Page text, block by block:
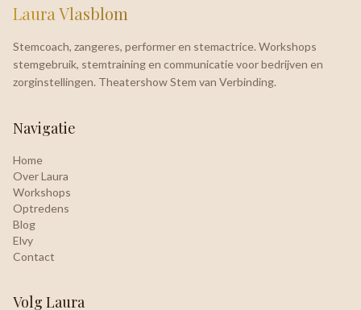
Laura Vlasblom
Stemcoach, zangeres, performer en stemactrice. Workshops
stemgebruik, stemtraining en communicatie voor bedrijven en
zorginstellingen. Theatershow Stem van Verbinding.
Navigatie
Home
Over Laura
Workshops
Optredens
Blog
Elvy
Contact
Volg Laura